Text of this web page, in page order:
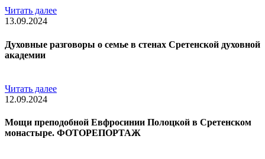
Читать далее
13.09.2024
Духовные разговоры о семье в стенах Сретенской духовной
академии
Читать далее
12.09.2024
Мощи преподобной Евфросинии Полоцкой в Сретенском
монастыре. ФОТОРЕПОРТАЖ